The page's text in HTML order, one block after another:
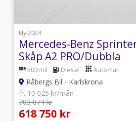
Ny 2024
Mercedes-Benz
Skåp A2 PRO/Dubbla
skjutdörrar/DEMO
500 mil Diesel Automat
Råbergs Bil - Karlskrona
fr. 10 025 kr/mån
703 874 kr
618 750 kr